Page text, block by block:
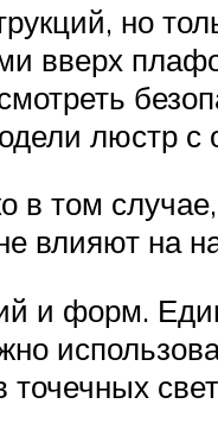
но
вверх
люстр с
в том
влияют на
и форм.